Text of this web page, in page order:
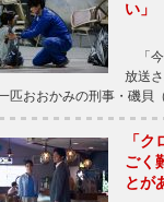
い」
「今
放送
匹おおかみの刑事・磯貝
「
ごく
とが